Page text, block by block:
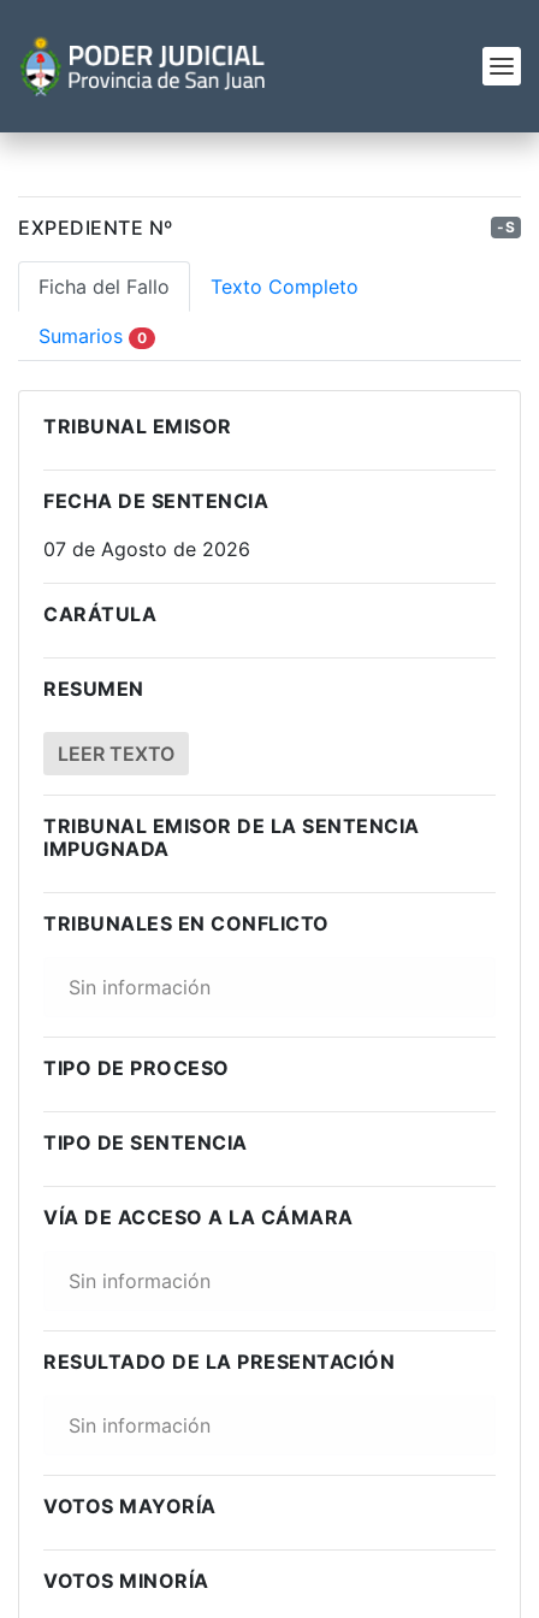
EXPEDIENTE Nº -S
Ficha del Fallo Texto Completo
Sumarios 0
TRIBUNAL EMISOR
FECHA DE SENTENCIA
07 de Agosto de 2026
CARÁTULA
RESUMEN
LEER TEXTO
TRIBUNAL EMISOR DE LA SENTENCIA
IMPUGNADA
TRIBUNALES EN CONFLICTO
Sin información
TIPO DE PROCESO
TIPO DE SENTENCIA
VÍA DE ACCESO A LA CÁMARA
Sin información
RESULTADO DE LA PRESENTACIÓN
Sin información
VOTOS MAYORÍA
VOTOS MINORÍA